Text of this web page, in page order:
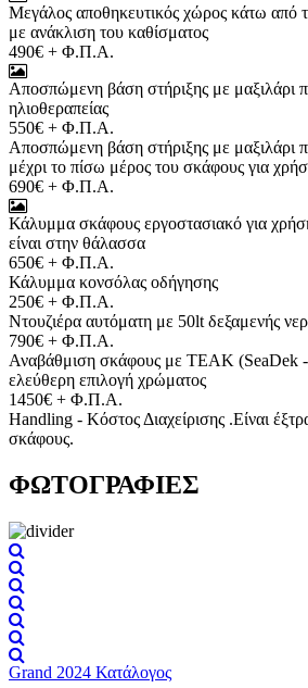
Μεγάλος αποθηκευτικός χώρος κάτω από
με ανάκλιση του καθίσματος
490€ + Φ.Π.Α.
Αποσπώμενη βάση στήριξης με μαξιλάρι
ηλιοθεραπείας
550€ + Φ.Π.Α.
Αποσπώμενη βάση στήριξης με μαξιλάρι
μέχρι το πίσω μέρος του σκάφους για
690€ + Φ.Π.Α.
Κάλυμμα σκάφους εργοστασιακό για
είναι στην θάλασσα
650€ + Φ.Π.Α.
Κάλυμμα κονσόλας οδήγησης
250€ + Φ.Π.Α.
Ντουζιέρα αυτόματη με 50lt δεξαμενής
790€ + Φ.Π.Α.
Αναβάθμιση σκάφους με TEAK (SeaDek
ελεύθερη επιλογή χρώματος
1450€ + Φ.Π.Α.
Handling - Κόστος Διαχείρισης .Είναι
σκάφους.
ΦΩΤΟΓΡΑΦΙΕΣ
Grand 2024 Κατάλογος